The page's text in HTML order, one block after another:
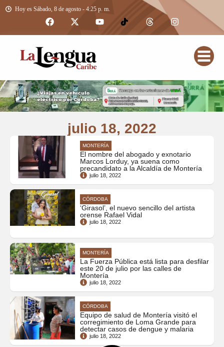
Hoy es Sábado, 8 de agosto - 4:25 p. m.
julio 18, 2022
MONTERÍA
El nombre del abogado y exnotario
Marcos Lorduy, ya suena como
precandidato a la Alcaldía de Montería
julio 18, 2022
CÓRDOBA
‘Girasol’, el nuevo sencillo del artista
orense Rafael Vidal
julio 18, 2022
MONTERÍA
La Fuerza Pública está lista para desfilar
este 20 de julio por las calles de
Montería
julio 18, 2022
CÓRDOBA
Equipo de salud de Montería visitó el
corregimiento de Loma Grande para
detectar casos de dengue y malaria
julio 18, 2022